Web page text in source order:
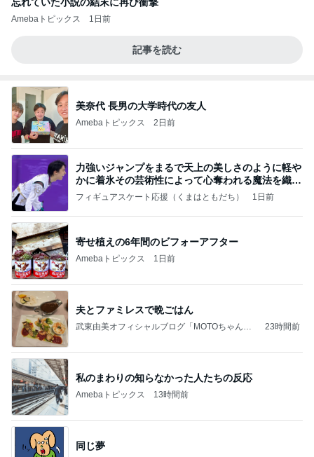
Amebaトピックス 1日前
記事を読む
美奈代 長男の大学時代の友人
Amebaトピックス 2日前
力強いジャンプをまるで天上の美しさのように軽や
かに着氷その芸術性によって心奪われる魔法を織り
なす
フィギュアスケート応援（くまはともだち） 1日前
寄せ植えの6年間のビフォーアフター
Amebaトピックス 1日前
夫とファミレスで晩ごはん
武東由美オフィシャルブログ「MOTOちゃんと
23時間前
私のまわりの知らなかった人たちの反応
Amebaトピックス 13時間前
同じ夢